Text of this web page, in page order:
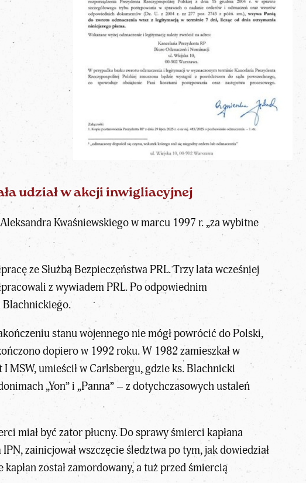
udział w akcji inwigliacyjnej
Kwaśniewskiego w marcu 1997 r. „za wybitne
ze Służbą Bezpieczeństwa PRL. Trzy lata wcześniej
z wywiadem PRL. Po odpowiednim
Blachnickiego.
stanu wojennego nie mógł powrócić do Polski,
dopiero w 1992 roku. W 1982 zamieszkał w
umieścił w Carlsbergu, gdzie ks. Blachnicki
„Yon” i „Panna” – z dotychczasowych ustaleń
miał być zator płucny. Do sprawy śmierci kapłana
zainicjował wszczęcie śledztwa po tym, jak dowiedział
został zamordowany, a tuż przed śmiercią